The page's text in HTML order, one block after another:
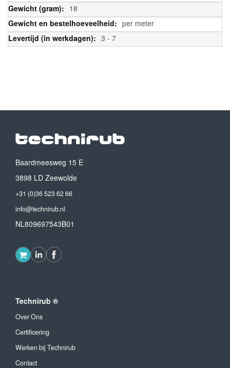
18
per meter
3 - 7
Baardmeesweg 15 E
3898 LD Zeewolde
+31 (0)36 523 62 66
info@technirub.nl
NL809697543B01
Technirub ®
Over Ons
Certificering
Werken bij Technirub
Contact